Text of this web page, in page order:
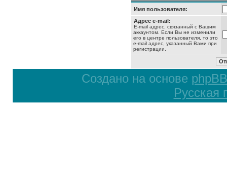
Имя пользователя:
Адрес e-mail:
E-mail адрес, связанный с Вашим
аккаунтом. Если Вы не изменили
его в центре пользователя, то это
e-mail адрес, указанный Вами при
регистрации.
Создано на основе phpBB
Русская